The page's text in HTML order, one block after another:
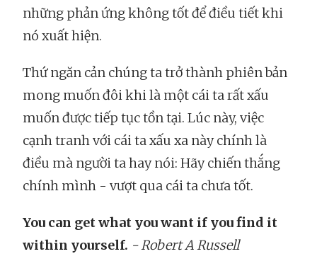
những phản ứng không tốt để điều tiết khi
nó xuất hiện.
Thứ ngăn cản chúng ta trở thành phiên bản
mong muốn đôi khi là một cái ta rất xấu
muốn được tiếp tục tồn tại. Lúc này, việc
cạnh tranh với cái ta xấu xa này chính là
điều mà người ta hay nói: Hãy chiến thắng
chính mình - vượt qua cái ta chưa tốt.
You can get what you want if you find it
within yourself. - Robert A Russell